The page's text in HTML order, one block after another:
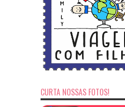
CURTA NOSSAS FOTOS!